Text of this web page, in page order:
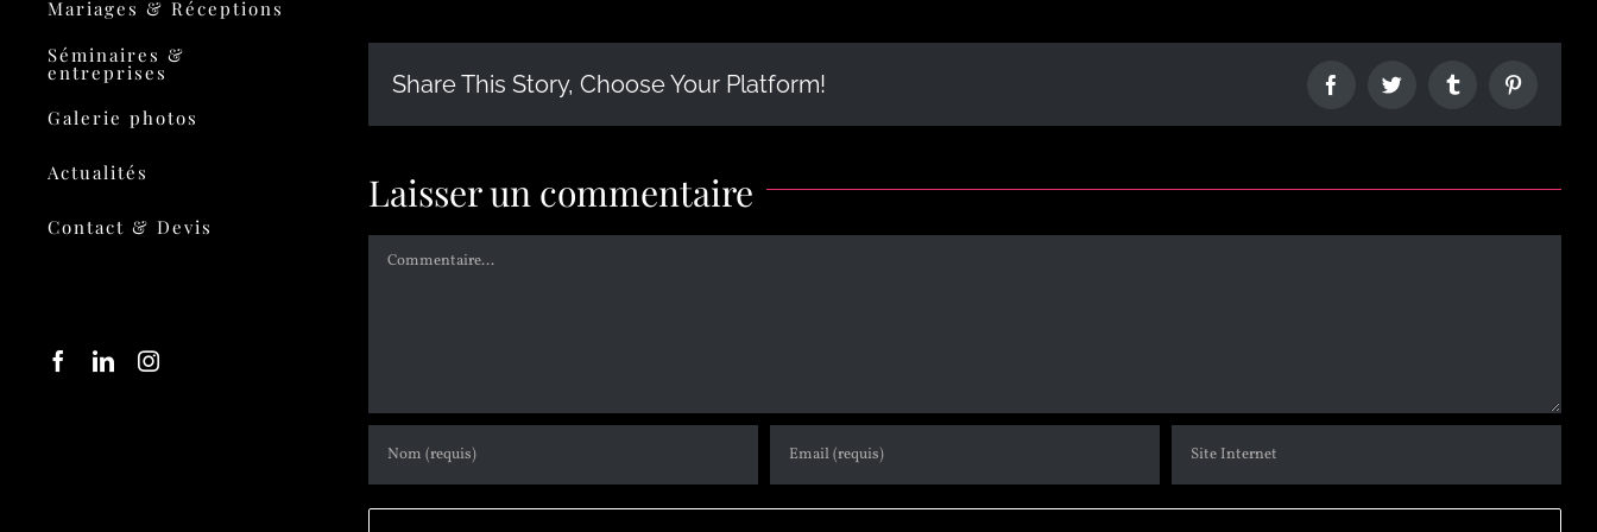
Mariages & Réceptions
Séminaires &
entreprises
Galerie photos
Actualités
Contact & Devis
Share This Story, Choose Your Platform!
Laisser un commentaire